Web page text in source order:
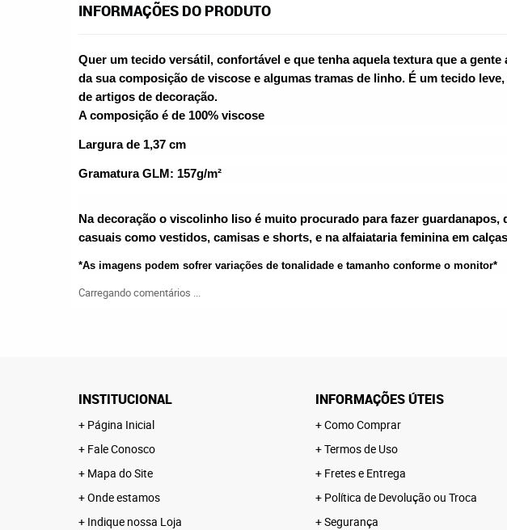
INFORMAÇÕES DO PRODUTO
Quer um tecido versátil, confortável e que tenha aquela textura que a
da sua composição de viscose e algumas tramas de linho. É um tecido
de artigos de decoração.
A composição é de 100% viscose
Largura de 1,37 cm
Gramatura GLM: 157g/m²
Na decoração o viscolinho liso é muito procurado para fazer
casuais como vestidos, camisas e shorts, e na alfaiataria feminina em
*As imagens podem sofrer variações de tonalidade e tamanho conforme o monitor*
Carregando comentários ...
INSTITUCIONAL
Página Inicial
Fale Conosco
Mapa do Site
Onde estamos
Indique nossa Loja
INFORMAÇÕES ÚTEIS
Como Comprar
Termos de Uso
Fretes e Entrega
Política de Devolução ou Troca
Segurança